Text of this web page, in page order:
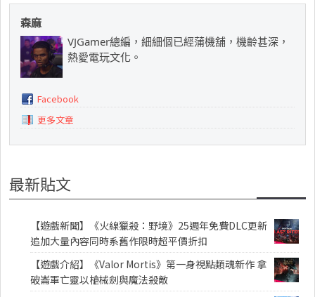
森麻
VJGamer總編，細細個已經蒲機舖，機齡甚深，
熱愛電玩文化。
Facebook
更多文章
最新貼文
【遊戲新聞】《火線獵殺：野境》25週年免費DLC更新
追加大量內容同時系舊作限時超平價折扣
【遊戲介紹】《Valor Mortis》第一身視點類魂新作 拿
破崙軍亡靈以槍械劍與魔法殺敵